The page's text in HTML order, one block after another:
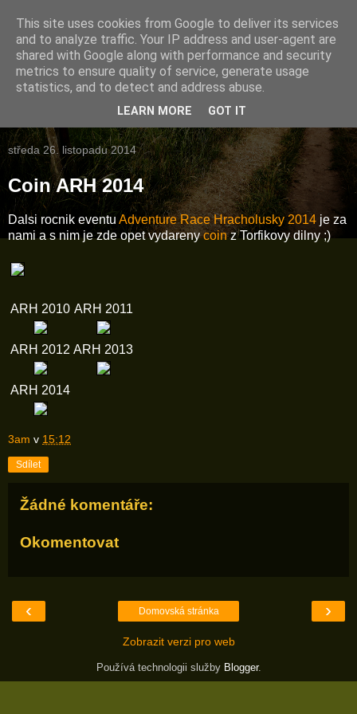
Frenkovo nepravidelný
BLOG
přístupy od 21.9.2008 :
středa 26. listopadu 2014
Coin ARH 2014
Dalsi rocnik eventu Adventure Race Hracholusky 2014 je za
nami a s nim je zde opet vydarenycoinz Torfikovy dilny ;)
ARH 2010 ARH 2011
ARH 2012 ARH 2013
ARH 2014
3am v 15:12
Sdílet
Žádné komentáře:
Okomentovat
‹ ›
Domovská stránka
Zobrazit verzi pro web
Používá technologii služby Blogger.
This site uses cookies from Google to deliver its services
and to analyze traffic. Your IP address and user-agent are
shared with Google along with performance and security
metrics to ensure quality of service, generate usage
statistics, and to detect and address abuse.
LEARN MORE GOT IT